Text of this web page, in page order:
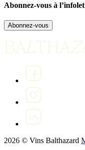
Abonnez-vous à
Abonnez-vous
2026 © Vins Balthazard